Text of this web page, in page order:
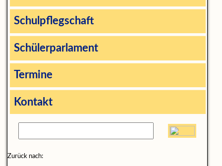
Schulpflegschaft
Schülerparlament
Termine
Kontakt
Zurück nach: